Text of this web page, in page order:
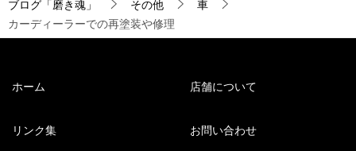
ブログ「磨き魂」
その他
車
カーディーラーでの再塗装や修理
ホーム 店舗について
リンク集 お問い合わせ